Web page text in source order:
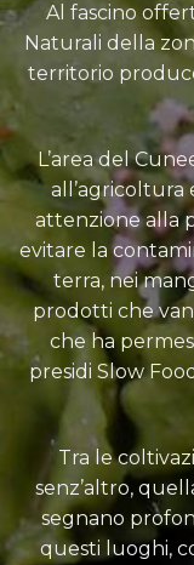
Al fascino
Naturali della
territorio
L’area del
all’agricoltura
attenzione alla
evitare la
terra, nei
prodotti che
che ha
presidi Slow
Tra le
senz’altro,
segnano
questi luoghi,